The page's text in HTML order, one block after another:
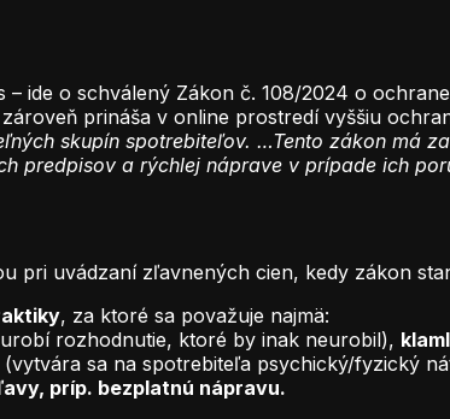
ide o schválený Zákon č. 108/2024 o
prináša v online prostredí vyššiu
skupín spotrebiteľov. …Tento zákon má
predpisov a rýchlej náprave v prípade ich
pri uvádzaní zľavnených cien, kedy zákon
, za ktoré sa považuje najmä:
rozhodnutie, ktoré by inak neurobil),
(vytvára sa na spotrebiteľa psychický/fyzický
príp. bezplatnú nápravu.